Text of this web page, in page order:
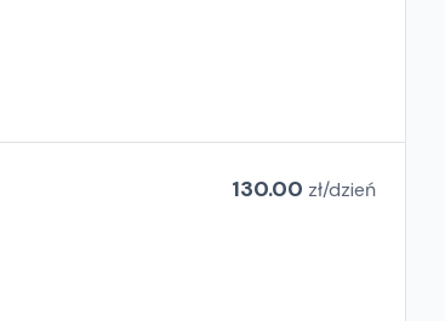
130.00 zł/dzień